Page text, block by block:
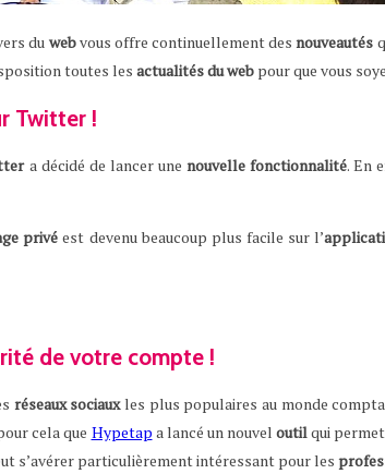
du webvous offre continuellement desnouveautés
toutes les actualitésduweb pour que vous
Twitter !
a décidé de lancer une nouvelle fonctionnalité. En
privé est devenu beaucoup plus facile sur l’
de votre compte !
réseaux sociauxles plus populaires au monde
cela que Hypetap a lancé un nouveloutilqui
s’avérer particulièrement intéressant pour les